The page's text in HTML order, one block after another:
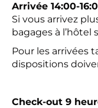
Arrivée 14:00-
Si vous arrivez
bagages à l’hôtel
Pour les arrivées
dispositions
Check-out 9